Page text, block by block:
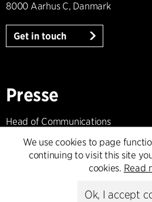
8000 Aarhus C, Danmark
Get in touch
Presse
Head of Communications
T +45 6193 6857
psr@cfmoller.com
We use cookies to page
continuing to visit this site
cookies. Read
Ok, I accept